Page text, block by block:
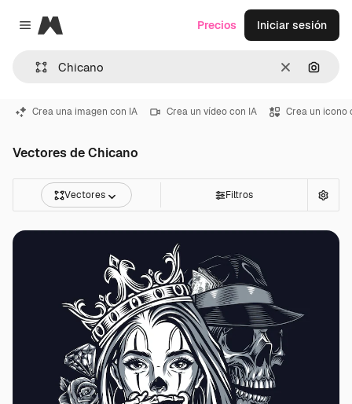
Close menu
Magnific
Borrar
Precios Iniciar sesión
Crea una imagen con IA Crea un vídeo con IA Crea un icono
Vectores de Chicano
Vectores Filtros